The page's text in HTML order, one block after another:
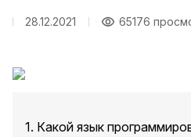
28.12.2021 65176
1. Какой язык